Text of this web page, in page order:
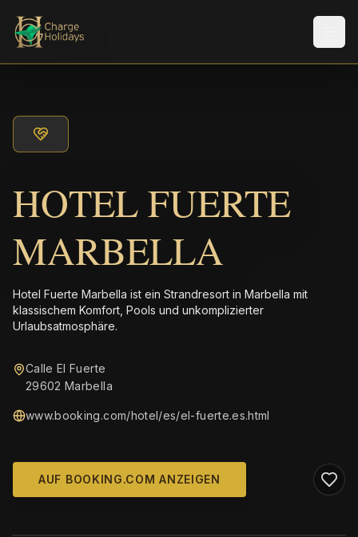
HOTEL FUERTE
MARBELLA
Hotel Fuerte Marbella ist ein Strandresort in Marbella mit
klassischem Komfort, Pools und unkomplizierter
Urlaubsatmosphäre.
Calle El Fuerte
29602 Marbella
www.booking.com/hotel/es/el-fuerte.es.html
AUF BOOKING.COM ANZEIGEN